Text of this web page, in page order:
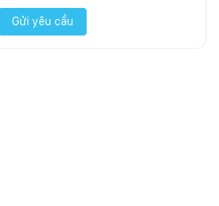
Gửi yêu cầu